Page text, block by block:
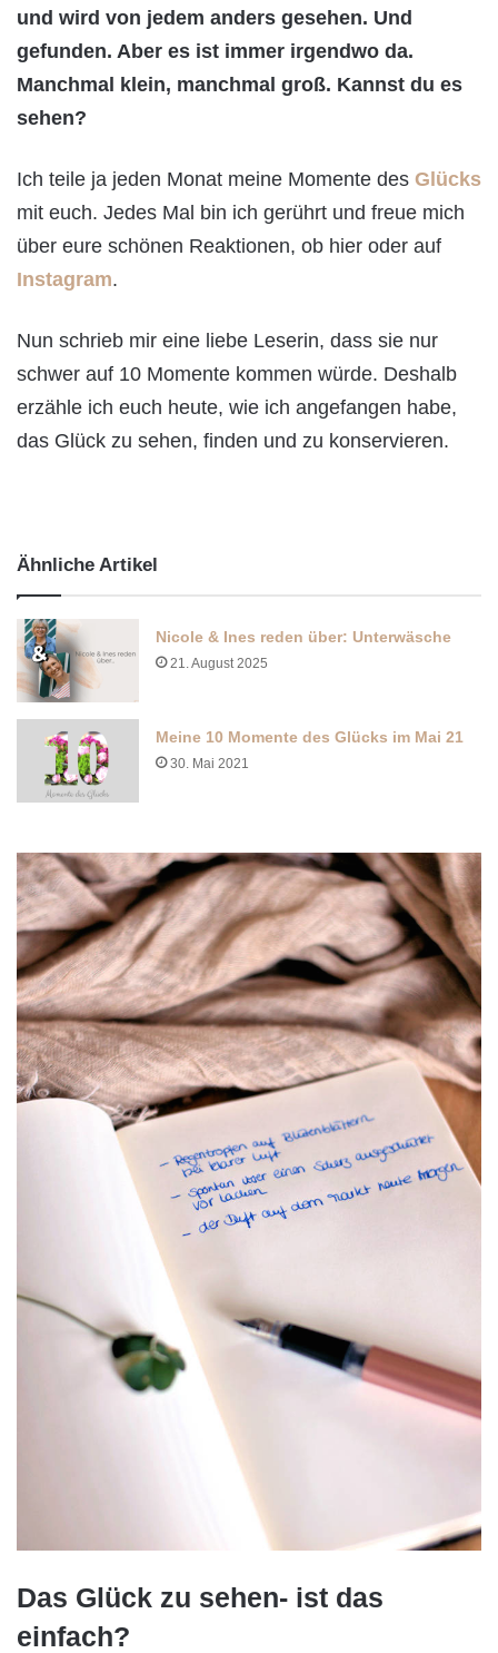
und wird von jedem anders gesehen. Und
gefunden. Aber es ist immer irgendwo da.
Manchmal klein, manchmal groß. Kannst du es
sehen?
Ich teile ja jeden Monat meine Momente des Glücks
mit euch. Jedes Mal bin ich gerührt und freue mich
über eure schönen Reaktionen, ob hier oder auf
Instagram.
Nun schrieb mir eine liebe Leserin, dass sie nur
schwer auf 10 Momente kommen würde. Deshalb
erzähle ich euch heute, wie ich angefangen habe,
das Glück zu sehen, finden und zu konservieren.
Ähnliche Artikel
Nicole & Ines reden über: Unterwäsche
21. August 2025
Meine 10 Momente des Glücks im Mai 21
30. Mai 2021
Das Glück zu sehen- ist das
einfach?